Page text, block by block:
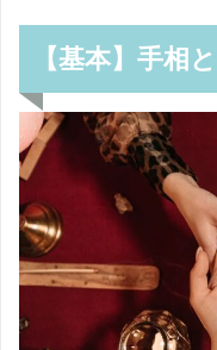
【基本】手相